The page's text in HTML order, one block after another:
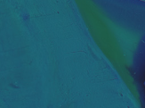
Ausbildung
Forschung
Mitarbeiter